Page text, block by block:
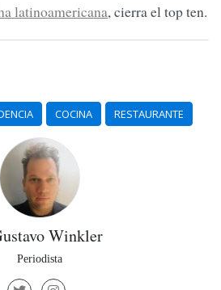
latinoamericana, cierra el top ten.
COCINA RESTAURANTE
Winkler
Periodista